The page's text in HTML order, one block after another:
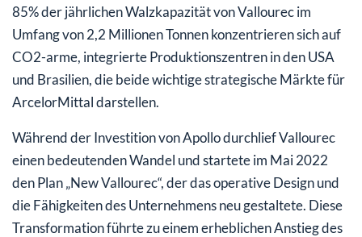
85% der jährlichen Walzkapazität von Vallourec im
Umfang von 2,2 Millionen Tonnen konzentrieren sich auf
CO2-arme, integrierte Produktionszentren in den USA
und Brasilien, die beide wichtige strategische Märkte für
ArcelorMittal darstellen.
Während der Investition von Apollo durchlief Vallourec
einen bedeutenden Wandel und startete im Mai 2022
den Plan „New Vallourec“, der das operative Design und
die Fähigkeiten des Unternehmens neu gestaltete. Diese
Transformation führte zu einem erheblichen Anstieg des